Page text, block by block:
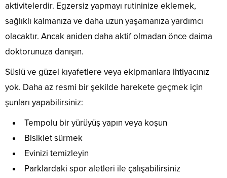
aktivitelerdir. Egzersiz yapmayı rutininize eklemek,
sağlıklı kalmanıza ve daha uzun yaşamanıza yardımcı
olacaktır. Ancak aniden daha aktif olmadan önce daima
doktorunuza danışın.
Süslü ve güzel kıyafetlere veya ekipmanlara ihtiyacınız
yok. Daha az resmi bir şekilde harekete geçmek için
şunları yapabilirsiniz:
Tempolu bir yürüyüş yapın veya koşun
Bisiklet sürmek
Evinizi temizleyin
Parklardaki spor aletleri ile çalışabilirsiniz